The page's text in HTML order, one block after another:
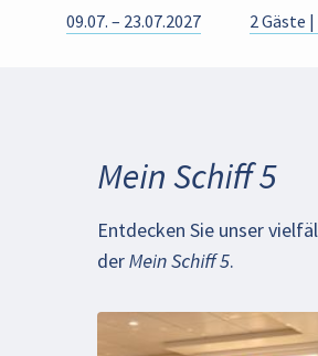
09.07. – 23.07.2027 2 Gäste
Mein Schiff 5
Entdecken Sie unser
derMein Schiff 5.